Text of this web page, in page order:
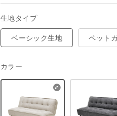
生地タイプ
ベーシック生地 ペット
カラー